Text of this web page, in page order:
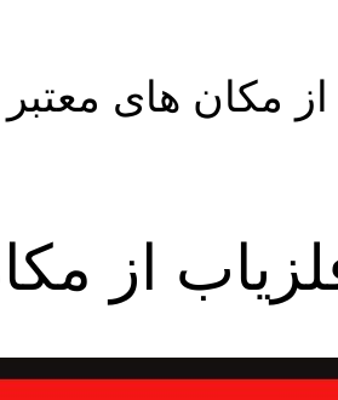
مکان های معتبر
از